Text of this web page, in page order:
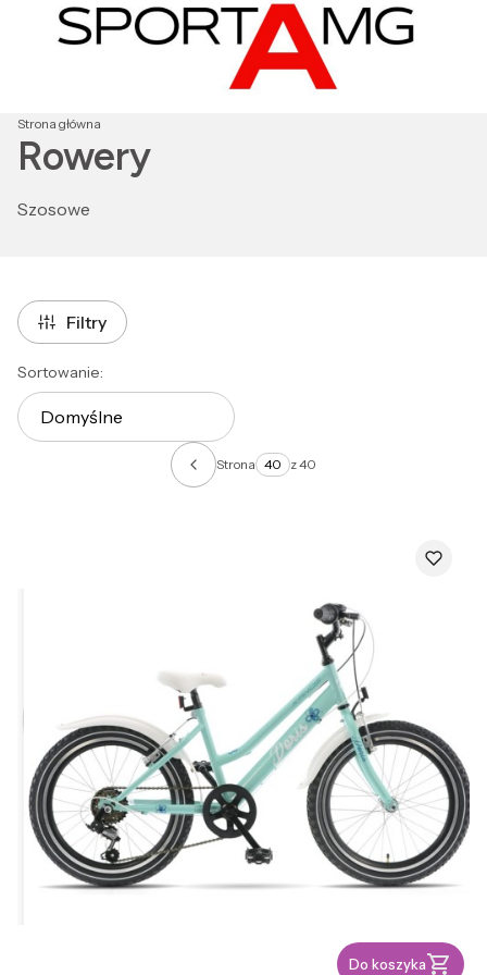
Strona główna
Rowery
Szosowe
Filtry
Lista produktów
Sortowanie:
Domyślne
Poprzednie produkty
Strona z 40
Do koszyka